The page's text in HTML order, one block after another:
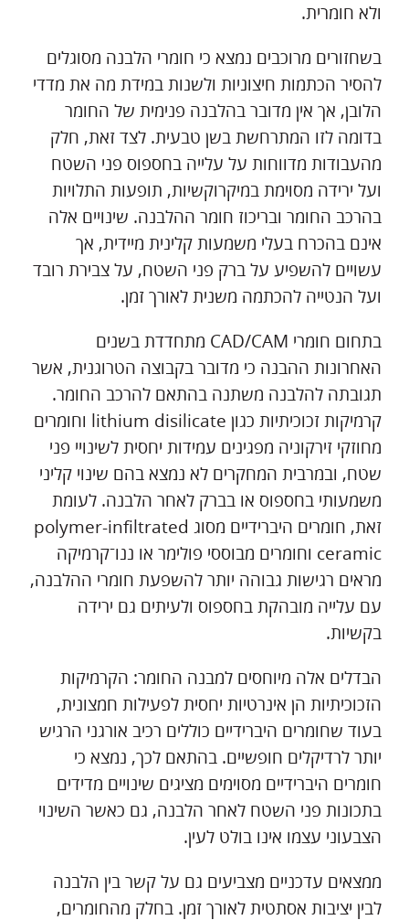
ולא חומרית.
בשחזורים מרוכבים נמצא כי חומרי הלבנה מסוגלים
להסיר הכתמות חיצוניות ולשנות במידת מה את מדדי
הלובן, אך אין מדובר בהלבנה פנימית של החומר
בדומה לזו המתרחשת בשן טבעית. לצד זאת, חלק
מהעבודות מדווחות על עלייה בחספוס פני השטח
ועל ירידה מסוימת במיקרוקשיות, תופעות התלויות
בהרכב החומר ובריכוז חומר ההלבנה. שינויים אלה
אינם בהכרח בעלי משמעות קלינית מיידית, אך
עשויים להשפיע על ברק פני השטח, על צבירת רובד
ועל הנטייה להכתמה משנית לאורך זמן.
בתחום חומרי CAD/CAM מתחדדת בשנים
האחרונות ההבנה כי מדובר בקבוצה הטרוגנית, אשר
תגובתה להלבנה משתנה בהתאם להרכב החומר.
קרמיקות זכוכיתיות כגון lithium disilicate וחומרים
מחוזקי זירקוניה מפגינים עמידות יחסית לשינויי פני
שטח, ובמרבית המחקרים לא נמצא בהם שינוי קליני
משמעותי בחספוס או בברק לאחר הלבנה. לעומת
זאת, חומרים היברידיים מסוג polymer-infiltrated
ceramic וחומרים מבוססי פולימר או ננו־קרמיקה
מראים רגישות גבוהה יותר להשפעת חומרי ההלבנה,
עם עלייה מובהקת בחספוס ולעיתים גם ירידה
בקשיות.
הבדלים אלה מיוחסים למבנה החומר: הקרמיקות
הזכוכיתיות הן אינרטיות יחסית לפעילות חמצונית,
בעוד שחומרים היברידיים כוללים רכיב אורגני הרגיש
יותר לרדיקלים חופשיים. בהתאם לכך, נמצא כי
חומרים היברידיים מסוימים מציגים שינויים מדידים
בתכונות פני השטח לאחר הלבנה, גם כאשר השינוי
הצבעוני עצמו אינו בולט לעין.
ממצאים עדכניים מצביעים גם על קשר בין הלבנה
לבין יציבות אסתטית לאורך זמן. בחלק מהחומרים,